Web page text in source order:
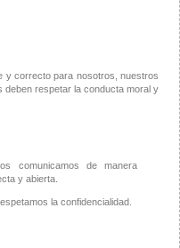
y correcto para nosotros, nuestros
respetar la conducta moral y
comunicamos de manera
y abierta.
la confidencialidad.